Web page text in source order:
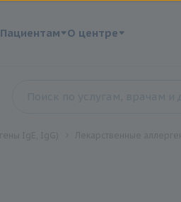
Пациентам О центре